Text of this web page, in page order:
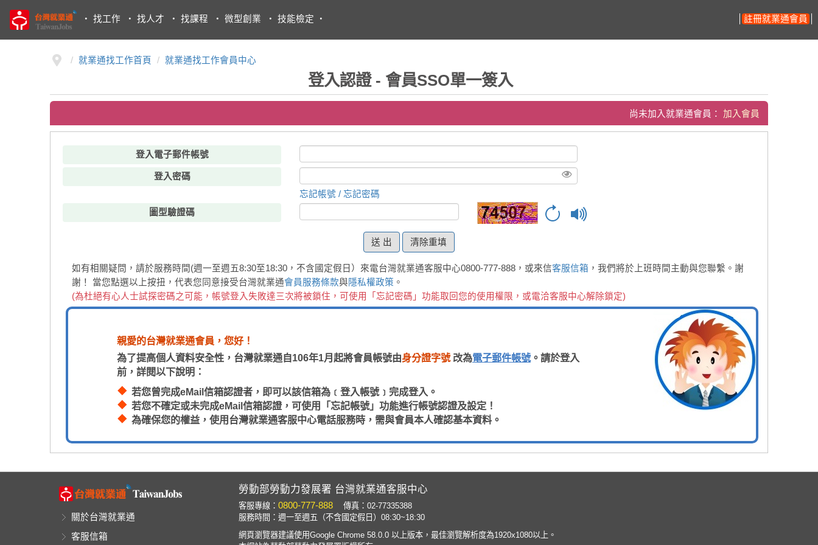
・ 找工作 ・ 找人才 ・ 找課程 ・ 微型創業 ・ 技能檢定 ・ 註冊就業通會員
就業通找工作首頁 就業通找工作會員中心
登入認證 - 會員SSO單一簽入
尚未加入就業通會員： 加入會員
登入電子郵件帳號
登入密碼
忘記帳號 / 忘記密碼
圖型驗證碼
清除重填
如有相關疑問，請於服務時間(週一至週五8:30至18:30，不含國定假日）來電台灣就業通客服中心0800-777-888，或來信客服信箱 ，我們將於上班時間主動與您聯繫。謝
謝！
當您點選以上按扭，代表您同意接受台灣就業通會員服務條款與隱私權政策 。
(為杜絕有心人士試探密碼之可能，帳號登入失敗達三次將被鎖住，可使用「忘記密碼」功能取回您的使用權限，或電洽客服中心解除鎖定)
親愛的台灣就業通會員，您好！
為了提高個人資料安全性，台灣就業通自106年1月起將會員帳號由身分證字號改為電子郵件帳號。請於登入
前，詳閱以下說明：
若您曾完成eMail信箱認證者，即可以該信箱為﹝登入帳號﹞完成登入。
若您不確定或未完成eMail信箱認證，可使用「忘記帳號」功能進行帳號認證及設定！
為確保您的權益，使用台灣就業通客服中心電話服務時，需與會員本人確認基本資料。
關於台灣就業通
客服信箱
勞動部勞動力發展署 台灣就業通客服中心
客服專線：0800-777-888 傳真：02-77335388
服務時間：週一至週五（不含國定假日）08:30~18:30
網頁瀏覽器建議使用Google Chrome 58.0.0 以上版本，最佳瀏覽解析度為1920x1080以上。